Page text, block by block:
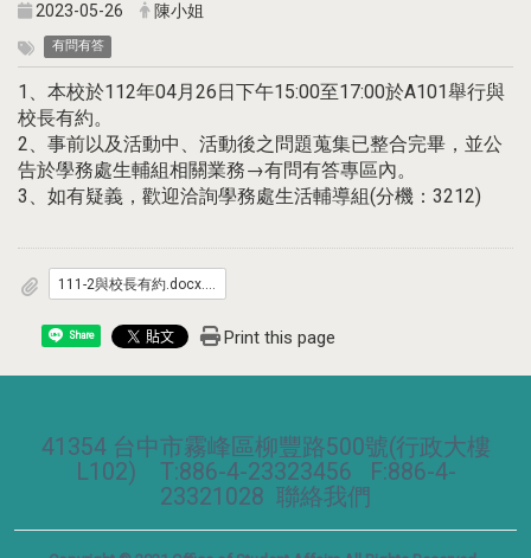
2023-05-26 陳小姐
有問有答
1、本校於112年04月26日下午15:00至17:00於A101舉行與
校長有約。
2、事前以及活動中、活動後之問題蒐集已整合完畢，並公
告於學務處生輔組相關業務→有問有答專區內。
3、如有疑義，歡迎洽詢學務處生活輔導組(分機：3212)
Share Print this page
41354 台中市霧峰區柳豐路500號(行政大樓
L102) T:886-4-23323456 F:886-4-
23321028 聯絡我們